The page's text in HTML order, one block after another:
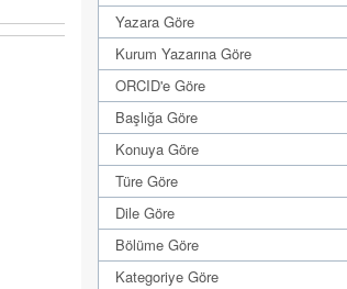
Yazara Göre
Kurum Yazarına Göre
ORCID'e Göre
Başlığa Göre
Konuya Göre
Türe Göre
Dile Göre
Bölüme Göre
Kategoriye Göre